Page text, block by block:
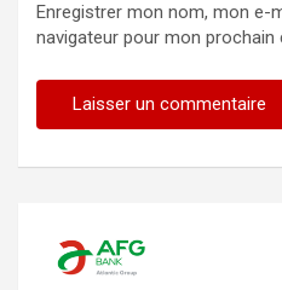
Enregistrer mon nom, mon e-
navigateur pour mon prochain